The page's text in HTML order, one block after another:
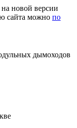
новой версии
сайта можно по
дымоходов